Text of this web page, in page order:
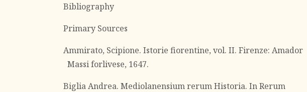
Bibliography
Primary Sources
Ammirato, Scipione. Istorie fiorentine, vol. II. Firenze: Amador
Massi forlivese, 1647.
Biglia Andrea. Mediolanensium rerum Historia. In Rerum